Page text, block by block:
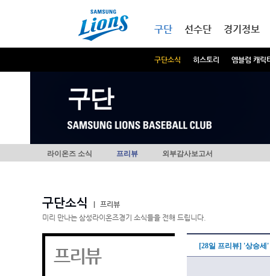
구단
구단소식 히스토리 엠블럼 캐릭
선수단 경기정보
구단
라이온즈 소식 프리뷰 외부감사보고서
구단소식
프리뷰
미리 만나는 삼성라이온즈경기 소식들을 전해 드립니다.
프리뷰 [28일 프리뷰] '상승